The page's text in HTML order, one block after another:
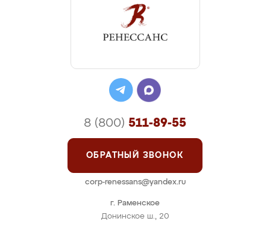
г. Раменское
Донинское ш., 20
8 (800) 511-89-55
ОБРАТНЫЙ ЗВОНОК
corp-renessans@yandex.ru